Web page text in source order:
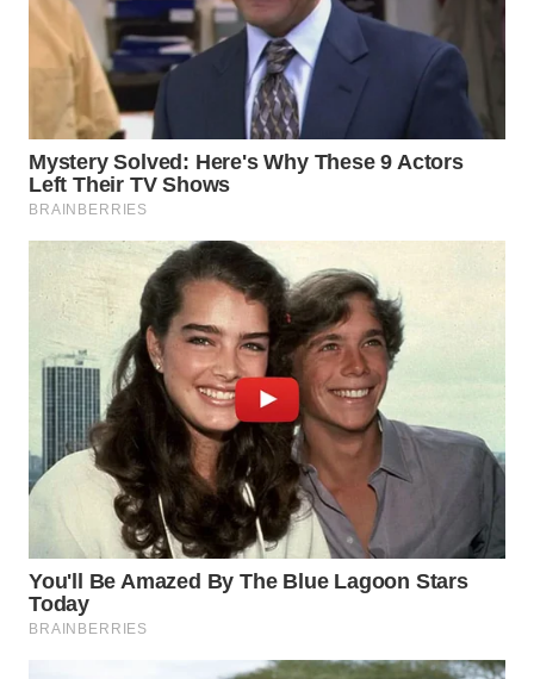
BOROBUDUR
WN
MADURA
WN
SURABAYA
WN
NATUNA
WN
BINTAN
WN
MANDALIKA
LIKUPANG
WN
LABUANBAJO